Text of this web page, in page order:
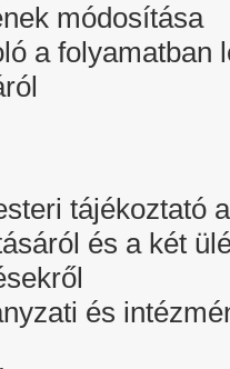
módosítása
a folyamatban
tájékoztató
és a két
és